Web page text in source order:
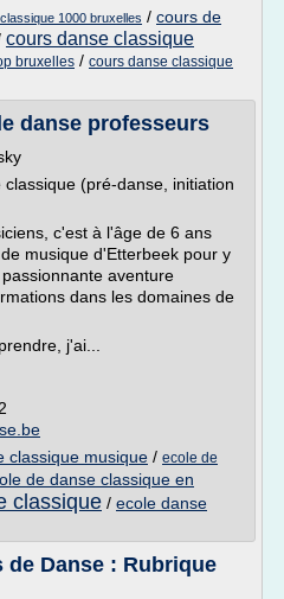
1000 bruxelles / cours de
cours danse classique
bruxelles / cours danse classique
danse professeurs
(pré-danse, initiation
c'est à l'âge de 6 ans
musique d'Etterbeek pour y
aventure
dans les domaines de
j'ai...
classique musique / ecole de
de danse classique en
classique / ecole danse
Danse : Rubrique